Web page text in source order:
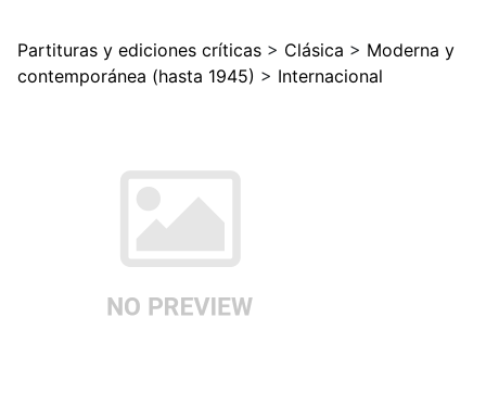
Partituras y ediciones críticas > Clásica > Moderna y
contemporánea (hasta 1945) > Internacional